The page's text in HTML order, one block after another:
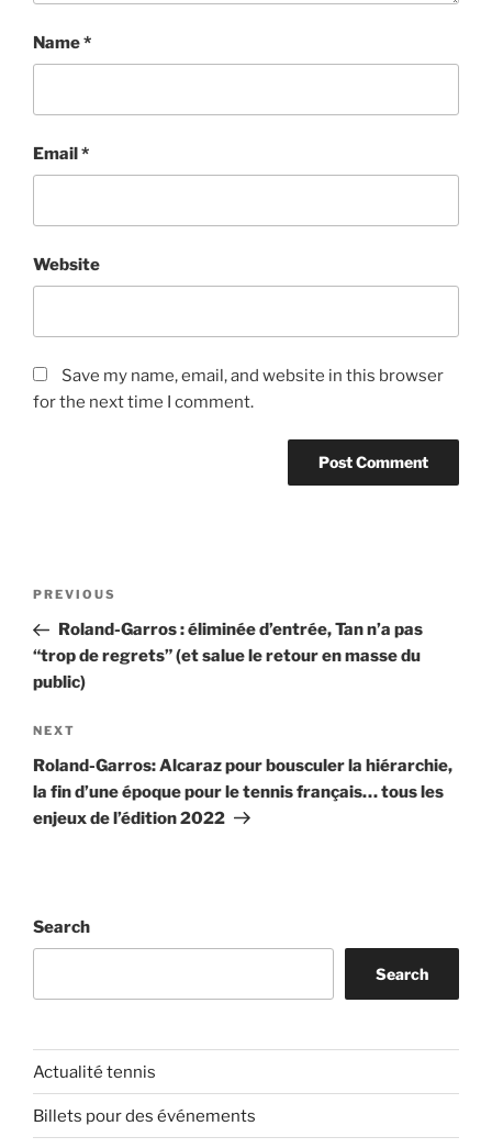
Name*
Email*
Website
Save my name, email, and website in this browser
for the next time I comment.
Previous
Post
PREVIOUS
Roland-Garros : éliminée d’entrée, Tan n’a pas
“trop de regrets” (et salue le retour en masse du
public)
Next
Post
NEXT
Roland-Garros: Alcaraz pour bousculer la hiérarchie,
la fin d’une époque pour le tennis français… tous les
enjeux de l’édition 2022
Search
Search
Actualité tennis
Billets pour des événements